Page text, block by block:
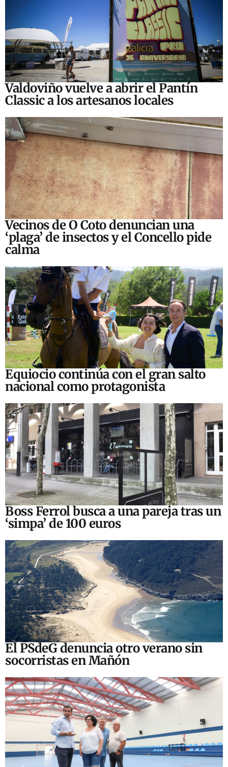
Valdoviño vuelve a abrir el Pantín
Classic a los artesanos locales
Vecinos de O Coto denuncian una
‘plaga’ de insectos y el Concello pide
calma
Equiocio continúa con el gran salto
nacional como protagonista
Boss Ferrol busca a una pareja tras un
‘simpa’ de 100 euros
El PSdeG denuncia otro verano sin
socorristas en Mañón